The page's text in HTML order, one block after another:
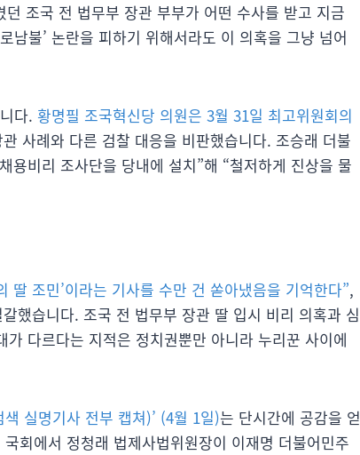
던 조국 전 법무부 장관 부부가 어떤 수사를 받고 지금
남불’ 논란을 피하기 위해서라도 이 의혹을 그냥 넘어
다. 황명필 조국혁신당 의원은 3월 31일 최고위원회의
사례와 다른 검찰 대응을 비판했습니다. 조승래 더불
용비리 조사단을 당내에 설치”해 “철저하게 진상을 물
딸 조민’이라는 기사를 수만 건 쏟아냈음을 기억한다”,
했습니다. 조국 전 법무부 장관 딸 입시 비리 의혹과 심
다르다는 지적은 정치권뿐만 아니라 누리꾼 사이에
실명기사 전부 캡쳐)’ (4월 1일)는 단시간에 공감을 얻
회에서 정청래 법제사법위원장이 이재명 더불어민주